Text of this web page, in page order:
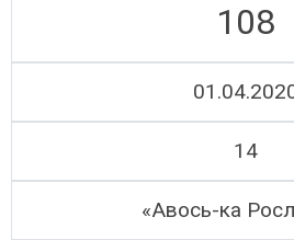
108
14
«Авось-ка